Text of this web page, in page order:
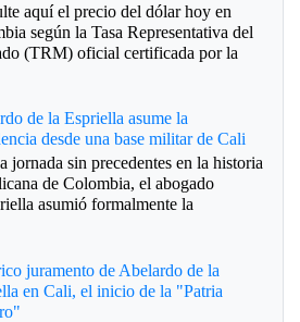
aquí el precio del dólar hoy en
según la Tasa Representativa del
(TRM) oficial certificada por la
de la Espriella asume la
desde una base militar de Cali
jornada sin precedentes en la historia
de Colombia, el abogado
asumió formalmente la
juramento de Abelardo de la
en Cali, el inicio de la "Patria